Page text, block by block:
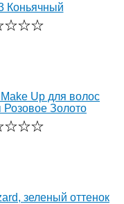
Коньячный
Up для волос
Розовое Золото
зеленый оттенок